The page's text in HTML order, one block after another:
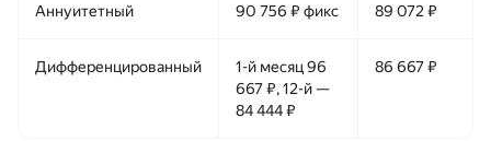
Аннуитетный 90 756 ₽ фикс 89 072 ₽
Дифференцированный
1-й месяц 96
667 ₽, 12-й —
84 444 ₽
86 667 ₽